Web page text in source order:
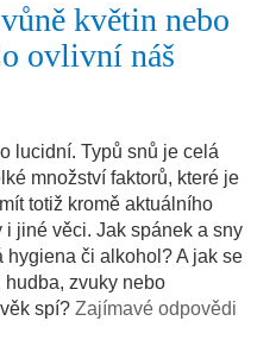
květin nebo
ovlivní náš
lucidní. Typů snů je celá
množství faktorů, které je
totiž kromě aktuálního
jiné věci. Jak spánek a sny
či alkohol? A jak se
zvuky nebo
spí?Zajímavé odpovědi